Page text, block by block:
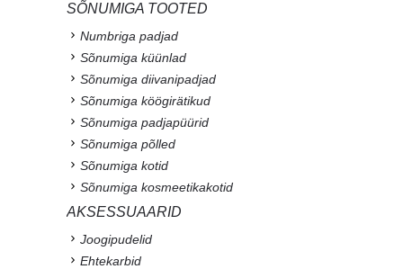
SÕNUMIGA TOOTED
Numbriga padjad
Sõnumiga küünlad
Sõnumiga diivanipadjad
Sõnumiga köögirätikud
Sõnumiga padjapüürid
Sõnumiga põlled
Sõnumiga kotid
Sõnumiga kosmeetikakotid
AKSESSUAARID
Joogipudelid
Ehtekarbid